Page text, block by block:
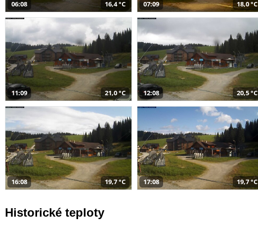
06:08 16,4 °C 07:09 18,0 °C
11:09 21,0 °C 12:08 20,5 °C
16:08 19,7 °C 17:08 19,7 °C
Historické teploty